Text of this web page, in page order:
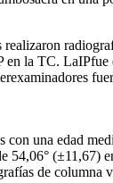
realizaron
la TC.
con una edad
54,06°
de columna